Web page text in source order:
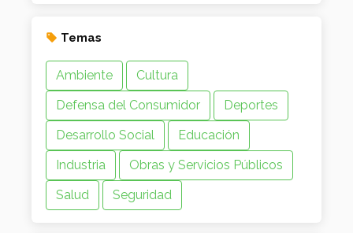
Temas
Ambiente
Cultura
Defensa del Consumidor
Deportes
Desarrollo Social
Educación
Industria
Obras y Servicios Públicos
Salud
Seguridad